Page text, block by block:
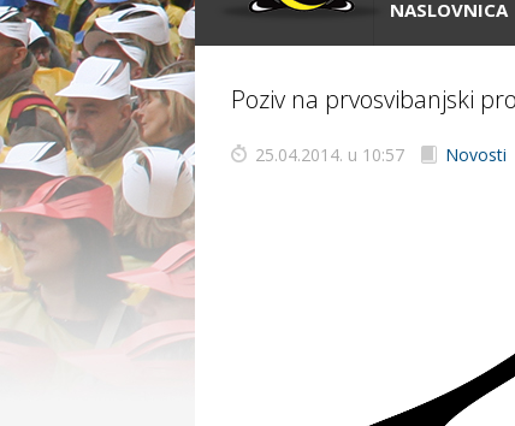
NASLOVNICA
Poziv na prvosvibanjski
25.04.2014. u 10:57 Novosti